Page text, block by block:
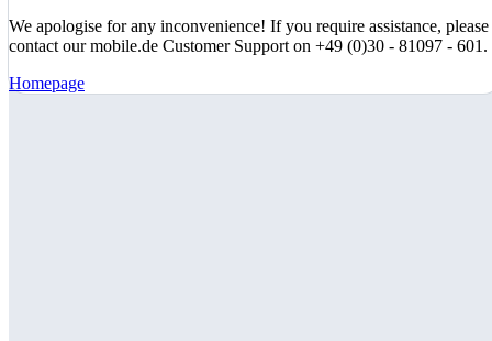
We apologise for any inconvenience! If you require assistance, please
contact our mobile.de Customer Support on +49 (0)30 - 81097 - 601.
Homepage